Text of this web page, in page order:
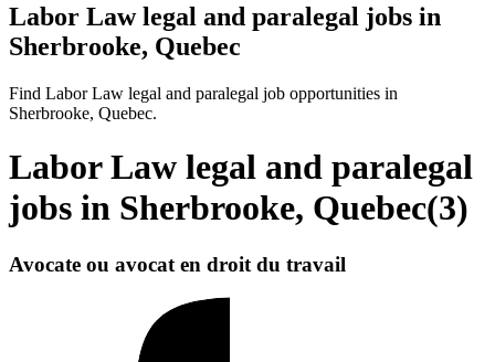
Labor Law legal and paralegal jobs in
Sherbrooke, Quebec
Find Labor Law legal and paralegal job opportunities in
Sherbrooke, Quebec.
Labor Law legal and paralegal
jobs in Sherbrooke, Quebec(3)
Avocate ou avocat en droit du travail